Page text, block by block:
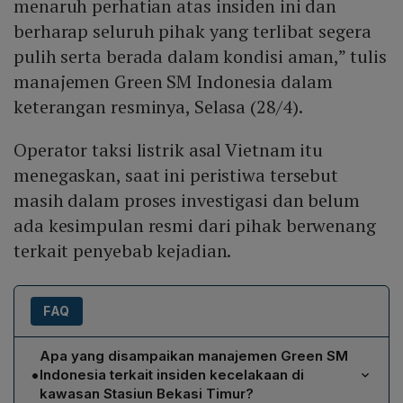
menaruh perhatian atas insiden ini dan
berharap seluruh pihak yang terlibat segera
pulih serta berada dalam kondisi aman,” tulis
manajemen Green SM Indonesia dalam
keterangan resminya, Selasa (28/4).
Operator taksi listrik asal Vietnam itu
menegaskan, saat ini peristiwa tersebut
masih dalam proses investigasi dan belum
ada kesimpulan resmi dari pihak berwenang
terkait penyebab kejadian.
FAQ
•
Apa yang disampaikan manajemen Green SM
Indonesia terkait insiden kecelakaan di
kawasan Stasiun Bekasi Timur?